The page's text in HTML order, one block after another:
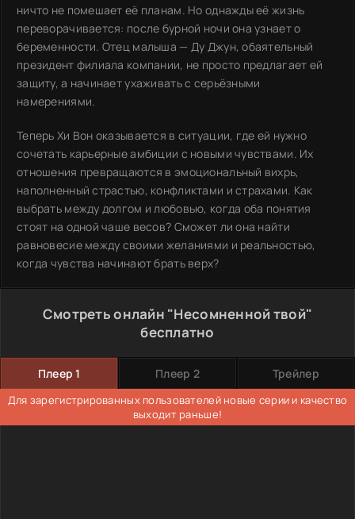
ничто не помешает её планам. Но однажды её жизнь
переворачивается: после бурной ночи она узнает о
беременности. Отец малыша — Ду Джун, обаятельный
президент филиала компании, не просто предлагает ей
защиту, а начинает ухаживать с серьёзными
намерениями.
Теперь Хи Вон оказывается в ситуации, где ей нужно
сочетать карьерные амбиции с новыми чувствами. Их
отношения превращаются в эмоциональный вихрь,
наполненный страстью, конфликтами и страхами. Как
выбрать между долгом и любовью, когда оба понятия
стоят на одной чаше весов? Сможет ли она найти
равновесие между своими желаниями и реальностью,
когда чувства начинают брать верх?
Смотреть онлайн "Несомненной твой"
бесплатно
Плеер 1 Плеер 2 Трейлер
Для зарегистрированных пользователей новые серии и качество
выходит раньше!